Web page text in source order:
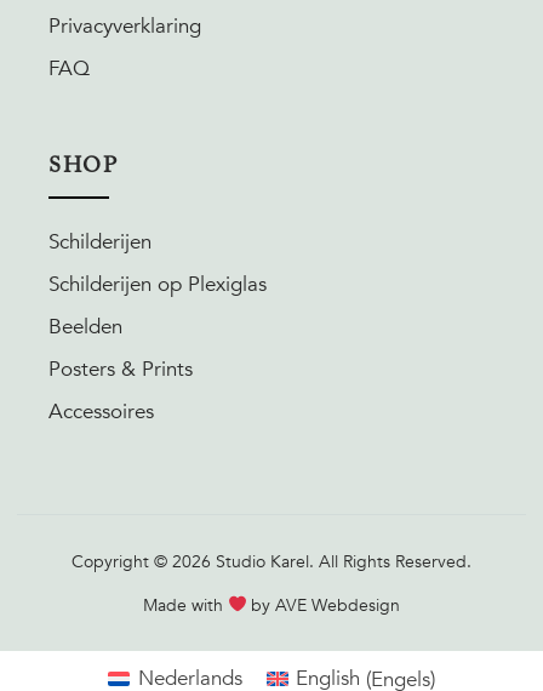
Privacyverklaring
FAQ
SHOP
Schilderijen
Schilderijen op Plexiglas
Beelden
Posters & Prints
Accessoires
Copyright © 2026 Studio Karel. All Rights Reserved.
Made with
by AVE Webdesign
Nederlands English (Engels)